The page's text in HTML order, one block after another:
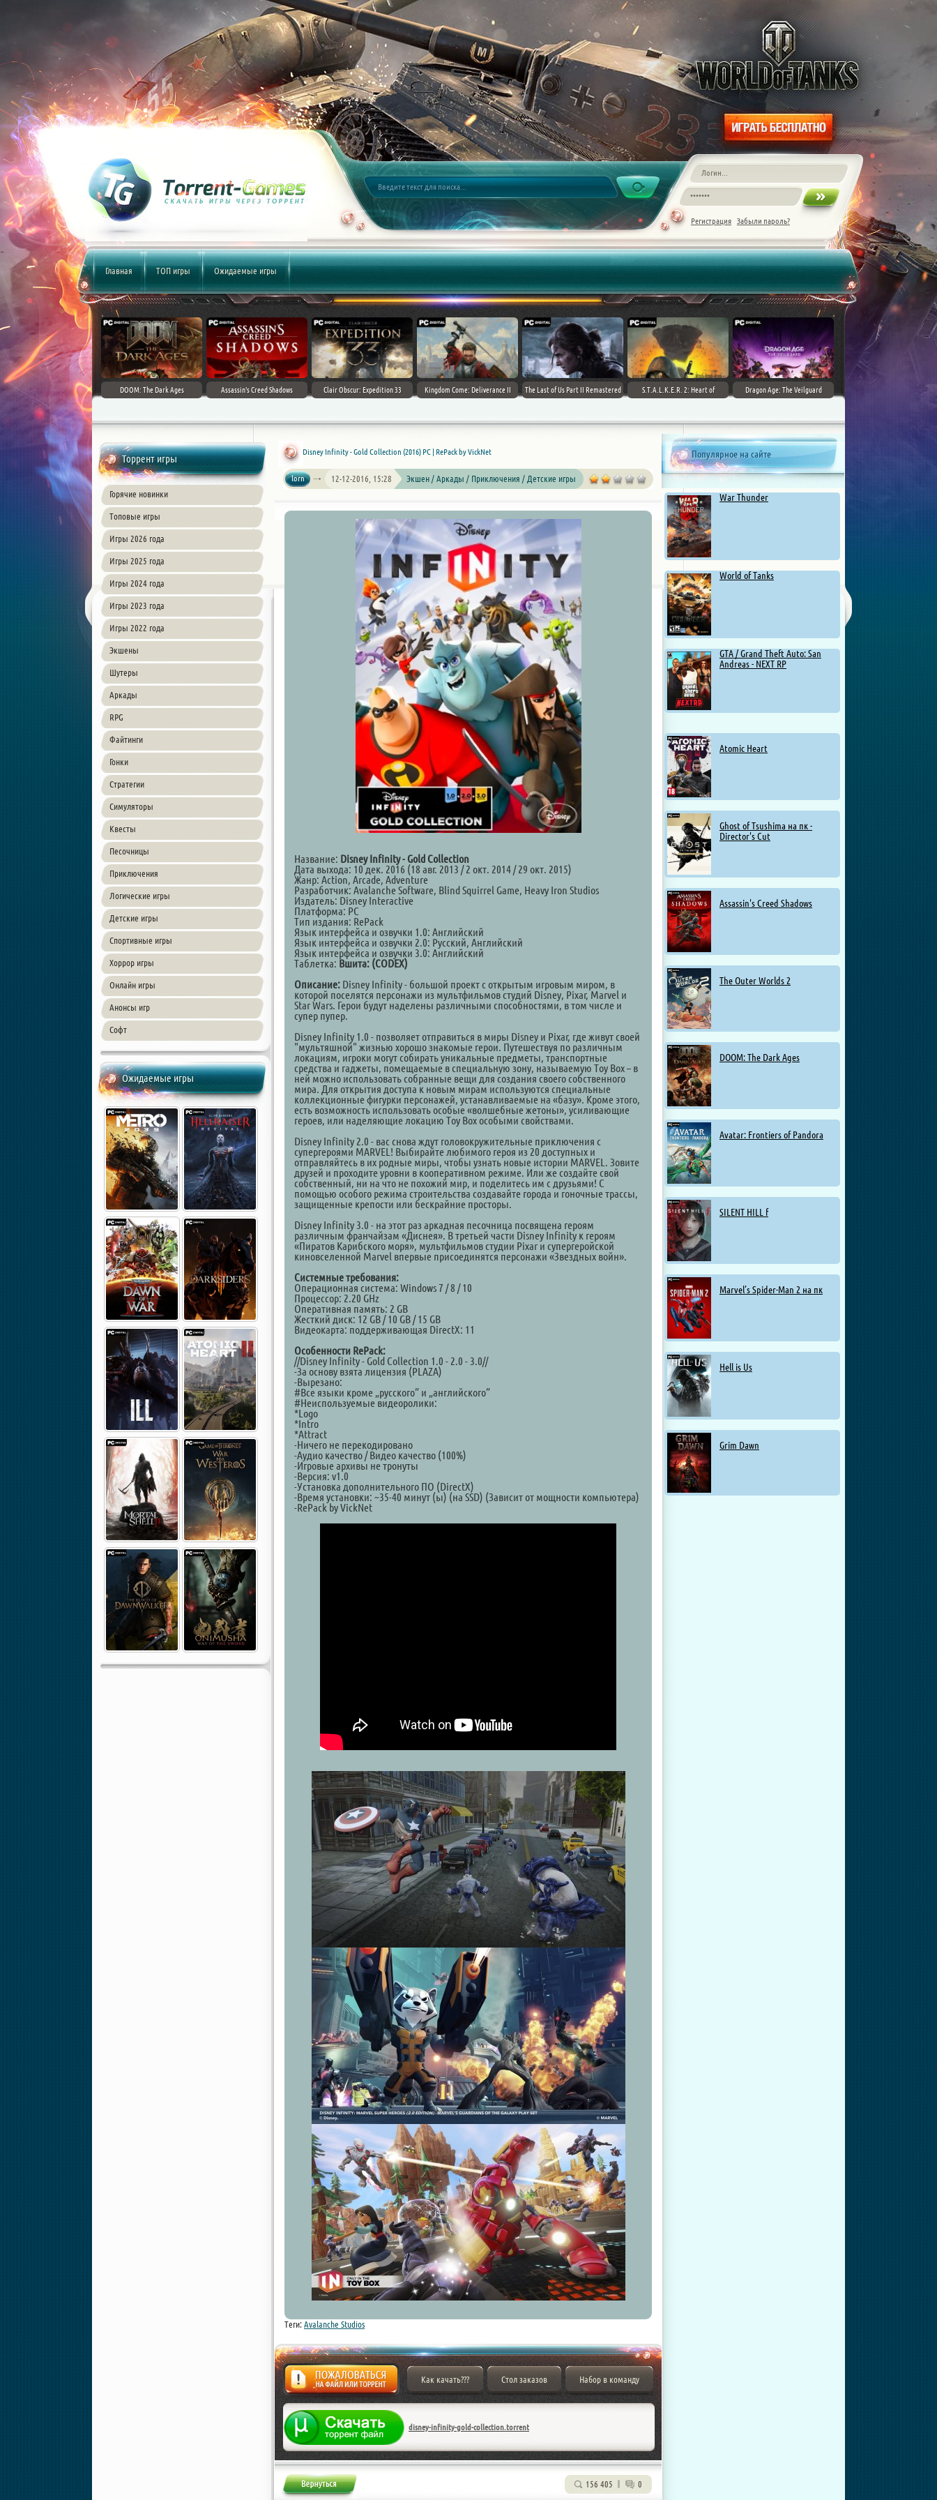
Регистрация Забыли пароль?
Главная ТОП игры Ожидаемые игры
DOOM: The Dark Ages Assassin's Creed Shadows Clair Obscur: Expedition 33 Kingdom Come: Deliverance II The Last of Us Part II Remastered
S.T.A.L.K.E.R. 2: Heart of
Dragon Age: The Veilguard
Торрент игры
Горячие новинки
Топовые игры
Игры 2026 года
Игры 2025 года
Игры 2024 года
Игры 2023 года
Игры 2022 года
Экшены
Шутеры
Аркады
RPG
Файтинги
Гонки
Стратегии
Симуляторы
Квесты
Песочницы
Приключения
Логические игры
Детские игры
Спортивные игры
Хоррор игры
Онлайн игры
Анонсы игр
Софт
Ожидаемые игры
Популярное на сайте
War Thunder
World of Tanks
GTA / Grand Theft Auto: San
Andreas - NEXT RP
Atomic Heart
Ghost of Tsushima на пк -
Director's Cut
Assassin's Creed Shadows
The Outer Worlds 2
DOOM: The Dark Ages
Avatar: Frontiers of Pandora
SILENT HILL f
Marvel’s Spider-Man 2 на пк
Hell is Us
Grim Dawn
Disney Infinity - Gold Collection (2016) PC | RePack by VickNet
lorn 12-12-2016, 15:28 Экшен / Аркады / Приключения / Детские игры
Название: Disney Infinity - Gold Collection
Дата выхода: 10 дек. 2016 (18 авг. 2013 / 2 окт. 2014 / 29 окт. 2015)
Жанр: Action, Arcade, Adventure
Разработчик: Avalanche Software, Blind Squirrel Game, Heavy Iron Studios
Издатель: Disney Interactive
Платформа: PC
Тип издания: RePack
Язык интерфейса и озвучки 1.0: Английский
Язык интерфейса и озвучки 2.0: Русский, Английский
Язык интерфейса и озвучки 3.0: Английский
Таблетка: Вшита: (CODEX)
Описание: Disney Infinity - большой проект с открытым игровым миром, в
которой поселятся персонажи из мультфильмов студий Disney, Pixar, Marvel и
Star Wars. Герои будут наделены различными способностями, в том числе и
супер пупер.
Disney Infinity 1.0 - позволяет отправиться в миры Disney и Pixar, где живут своей
"мультяшной" жизнью хорошо знакомые герои. Путешествуя по различным
локациям, игроки могут собирать уникальные предметы, транспортные
средства и гаджеты, помещаемые в специальную зону, называемую Toy Box – в
ней можно использовать собранные вещи для создания своего собственного
мира. Для открытия доступа к новым мирам используются специальные
коллекционные фигурки персонажей, устанавливаемые на «базу». Кроме этого,
есть возможность использовать особые «волшебные жетоны», усиливающие
героев, или наделяющие локацию Toy Box особыми свойствами.
Disney Infinity 2.0 - вас снова ждут головокружительные приключения с
супергероями MARVEL! Выбирайте любимого героя из 20 доступных и
отправляйтесь в их родные миры, чтобы узнать новые истории MARVEL. Зовите
друзей и проходите уровни в кооперативном режиме. Или же создайте свой
собственный, ни на что не похожий мир, и поделитесь им с друзьями! С
помощью особого режима строительства создавайте города и гоночные трассы,
защищенные крепости или бескрайние просторы.
Disney Infinity 3.0 - на этот раз аркадная песочница посвящена героям
различным франчайзам «Диснея». В третьей части Disney Infinity к героям
«Пиратов Карибского моря», мультфильмов студии Pixar и супергеройской
киновселенной Marvel впервые присоединятся персонажи «Звездных войн».
Системные требования:
Операционная система: Windows 7 / 8 / 10
Процессор: 2.20 GHz
Оперативная память: 2 GB
Жесткий диск: 12 GB / 10 GB / 15 GB
Видеокарта: поддерживающая DirectX: 11
Особенности RePack:
//Disney Infinity - Gold Collection 1.0 - 2.0 - 3.0//
-За основу взята лицензия (PLAZA)
-Вырезано:
#Все языки кроме „русского” и „английского”
#Неиспользуемые видеоролики:
*Logo
*Intro
*Attract
-Ничего не перекодировано
-Аудио качество / Видео качество (100%)
-Игровые архивы не тронуты
-Версия: v1.0
-Установка дополнительного ПО (DirectX)
-Время установки: ~35-40 минут (ы) (на SSD) (Зависит от мощности компьютера)
-RePack by VickNet
Теги: Avalanche Studios
Жалоба
Как качать??? Стол заказов Набор в команду
disney-infinity-gold-collection.torrent
156 405 0